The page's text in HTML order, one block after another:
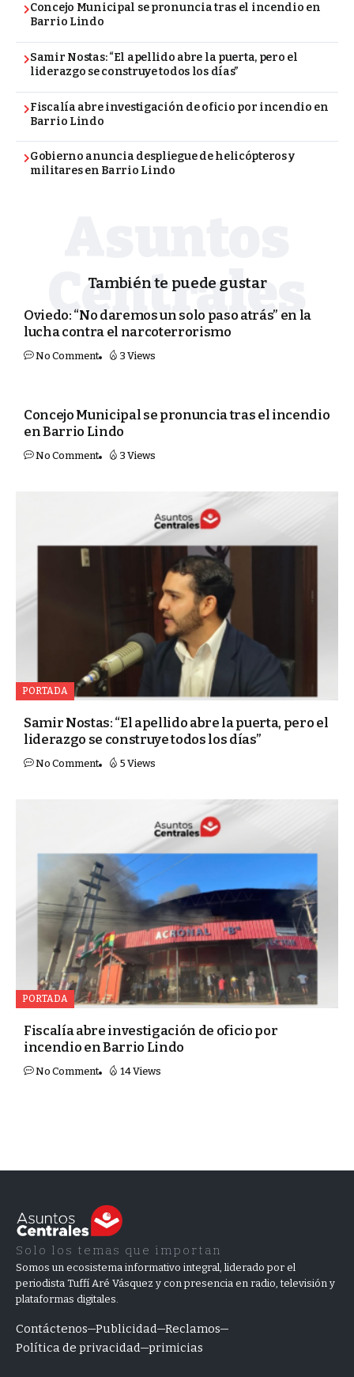
Concejo Municipal se pronuncia tras el incendio en
Barrio Lindo
Samir Nostas: “El apellido abre la puerta, pero el
liderazgo se construye todos los días”
Fiscalía abre investigación de oficio por incendio en
Barrio Lindo
Gobierno anuncia despliegue de helicópteros y
militares en Barrio Lindo
También te puede gustar
Oviedo: “No daremos un solo paso atrás” en la
lucha contra el narcoterrorismo
No Comment 3 Views
Concejo Municipal se pronuncia tras el incendio
en Barrio Lindo
No Comment 3 Views
PORTADA
Samir Nostas: “El apellido abre la puerta, pero el
liderazgo se construye todos los días”
No Comment 5 Views
PORTADA
Fiscalía abre investigación de oficio por
incendio en Barrio Lindo
No Comment 14 Views
Solo los temas que importan
Somos un ecosistema informativo integral, liderado por el
periodista Tuffí Aré Vásquez y con presencia en radio, televisión y
plataformas digitales.
Contáctenos Publicidad Reclamos
Política de privacidad primicias